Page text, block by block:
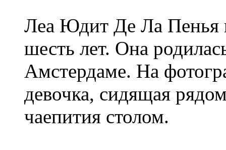
Леа Юдит Де Ла Пенья
шесть лет. Она
Амстердаме. На
девочка, сидящая
чаепития столом.